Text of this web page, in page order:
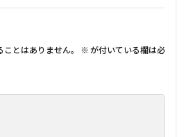
とはありません。 ※ が付いている欄は必